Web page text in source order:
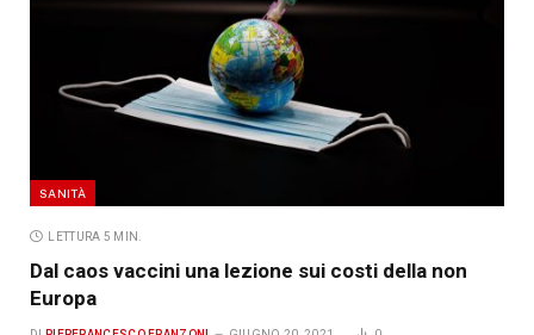
SANITÀ
LETTURA 5 MIN.
Dal caos vaccini una lezione sui costi della non
Europa